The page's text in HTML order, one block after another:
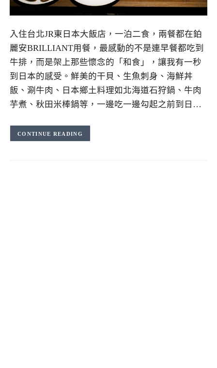
入住台北JR東日本大飯店，一泊二食，兩餐都在鉑
麗安BRILLIANT用餐，最感動的不是連早餐都吃到
牛排，而是架上那些懷念的「和食」，讓我有一秒
到日本的感受。鮮美的干貝、生魚刺身、海鮮丼
飯、涮牛肉、日本鄉土料理如北海道石狩鍋、牛肉
芋煮、秋田米棒鍋等，一邊吃一邊勾起之前到日…
CONTINUE READING